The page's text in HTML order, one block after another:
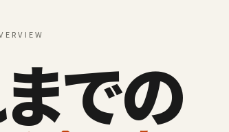
での